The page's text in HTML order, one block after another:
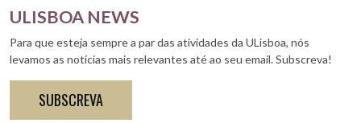
ULISBOA NEWS
Para que esteja sempre a par das atividades da ULisboa, nós
levamos as notícias mais relevantes até ao seu email. Subscreva!
SUBSCREVA